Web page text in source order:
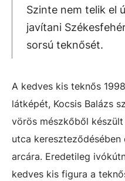
Szinte nem telik el
javítani
sorsú teknősét.
A kedves kis teknős
látképét, Kocsis Balázs
vörös mészkőből
utca
arcára. Eredetileg
kedves kis figura a